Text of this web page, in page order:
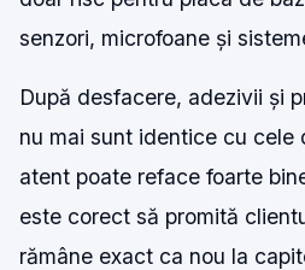
senzori, microfoane și
După desfacere, adezivii și
nu mai sunt identice cu cele
atent poate reface foarte
este corect să promită
rămâne exact ca nou la